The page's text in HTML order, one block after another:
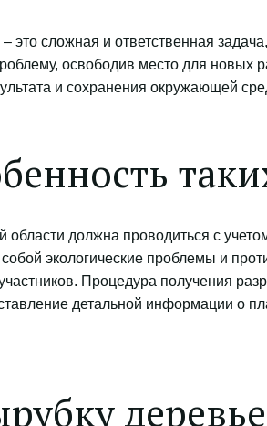
это сложная и ответственная
освободив место для новых
и сохранения окружающей
области должна проводиться с
экологические проблемы и
Процедура получения
детальной информации о